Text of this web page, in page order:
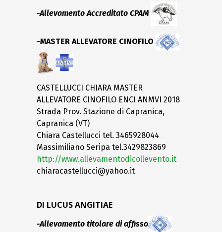
-Allevamento Accreditato CPAM
-MASTER ALLEVATORE CINOFILO
CASTELLUCCI CHIARA MASTER
ALLEVATORE CINOFILO ENCI ANMVI 2018
Strada Prov. Stazione di Capranica,
Capranica (VT)
Chiara Castellucci tel. 3465928044
Massimiliano Seripa tel.3429823869
http://www.allevamentodicollevento.it
chiaracastellucci@yahoo.it
DI LUCUS ANGITIAE
-Allevamento titolare di affisso